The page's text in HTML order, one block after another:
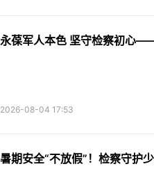
永葆军人本色 坚守检察初心
2026-08-04 17:53
暑期安全“不放假”！检察守护